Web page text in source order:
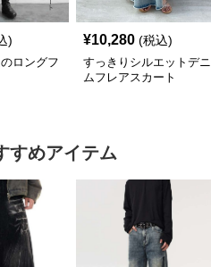
)
ロングフ
¥10,280 (税込)
すっきりシルエットデニ
ムフレアスカート
すめアイテム